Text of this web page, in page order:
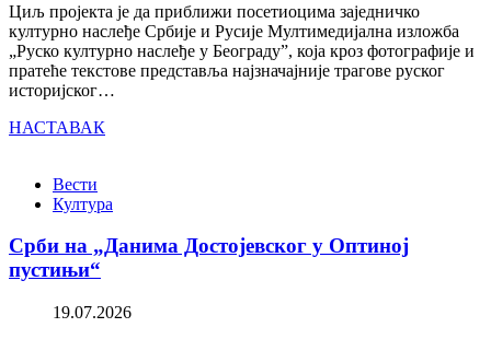
Циљ пројекта је да приближи посетиоцима заједничко
културно наслеђе Србије и Русије Мултимедијална изложба
„Руско културно наслеђе у Београду”, која кроз фотографије и
пратеће текстове представља најзначајније трагове руског
историјског…
НАСТАВАК
Вести
Култура
Срби на „Данима Достојевског у Оптиној
пустињи“
19.07.2026